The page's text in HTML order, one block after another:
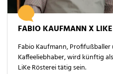
FABIO KAUFMANN X LIKE
Fabio Kaufmann,
Kaffeeliebhaber, wird künftig
LiKe Rösterei tätig sein.